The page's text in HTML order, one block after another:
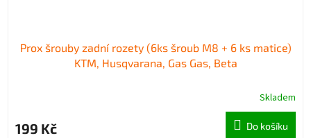
Prox šrouby zadní rozety (6ks šroub M8 + 6 ks matice)
KTM, Husqvarana, Gas Gas, Beta
Skladem
199 Kč Do košíku